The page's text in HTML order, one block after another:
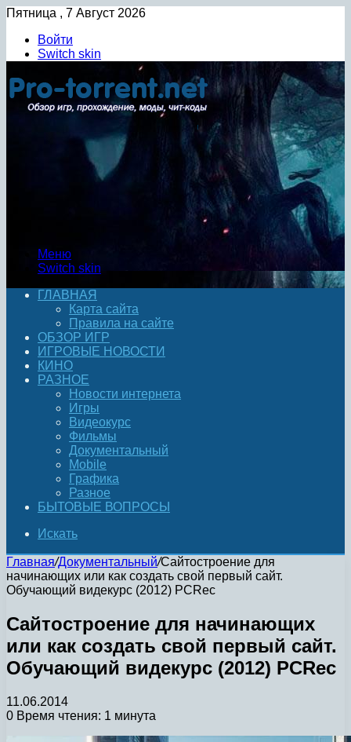
Пятница , 7 Август 2026
Войти
Switch skin
Меню
Switch skin
ГЛАВНАЯ
Карта сайта
Правила на сайте
ОБЗОР ИГР
ИГРОВЫЕ НОВОСТИ
КИНО
РАЗНОЕ
Новости интернета
Игры
Видеокурс
Фильмы
Документальный
Mobile
Графика
Разное
БЫТОВЫЕ ВОПРОСЫ
Искать
Главная/Документальный/Сайтостроение для
начинающих или как создать свой первый сайт.
Обучающий видекурс (2012) PCRec
Сайтостроение для начинающих
или как создать свой первый сайт.
Обучающий видекурс (2012) PCRec
11.06.2014
0 Время чтения: 1 минута